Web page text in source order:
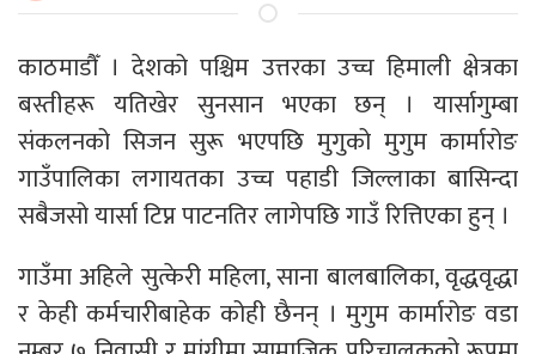
काठमाडौँ । देशको पश्चिम उत्तरका उच्च हिमाली क्षेत्रका
बस्तीहरू यतिखेर सुनसान भएका छन् । यार्सागुम्बा
संकलनको सिजन सुरू भएपछि मुगुको मुगुम कार्मारोङ
गाउँपालिका लगायतका उच्च पहाडी जिल्लाका बासिन्दा
सबैजसो यार्सा टिप्न पाटनतिर लागेपछि गाउँ रित्तिएका हुन् ।
गाउँमा अहिले सुत्केरी महिला, साना बालबालिका, वृद्धवृद्धा
र केही कर्मचारीबाहेक कोही छैनन् । मुगुम कार्मारोङ वडा